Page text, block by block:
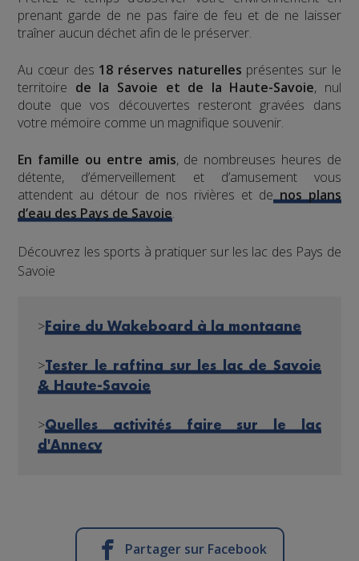
prenant garde de ne pas faire de feu et de ne laisser
traîner aucun déchet afin de le préserver.
Au cœur des 18 réserves naturelles présentes sur le
territoire de la Savoie et de la Haute-Savoie, nul
doute que vos découvertes resteront gravées dans
votre mémoire comme un magnifique souvenir.
En famille ou entre amis, de nombreuses heures de
détente, d’émerveillement et d’amusement vous
attendent au détour de nos rivières et denos plans
d’eau des Pays de Savoie.
Découvrez les sports à pratiquer sur les lac des Pays de
Savoie
> Faire du Wakeboard à la montagne
>Tester le rafting sur les lac de Savoie
& Haute-Savoie
>Quelles activités faire sur le lac
d'Annecy
Partager sur Facebook